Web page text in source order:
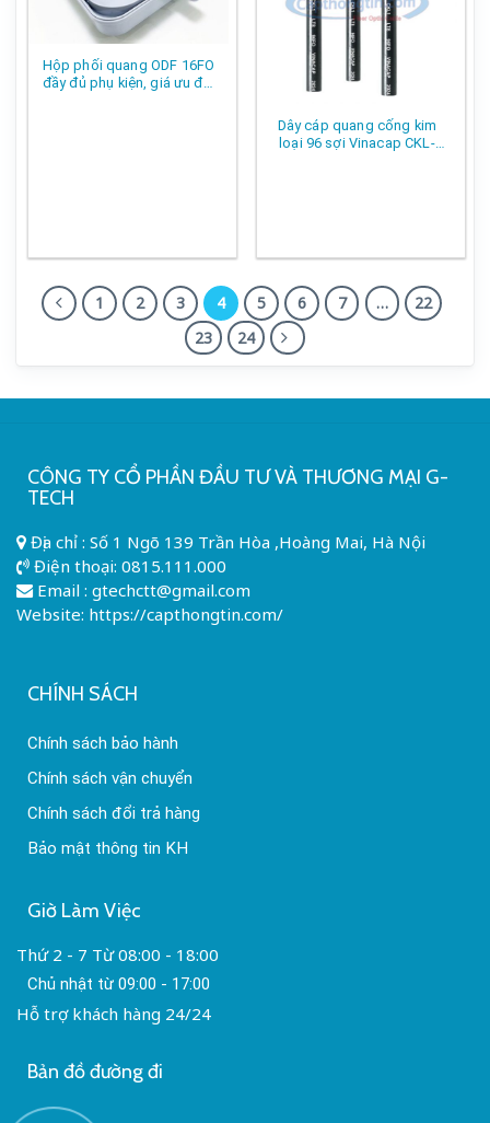
Hộp phối quang ODF 16FO
đầy đủ phụ kiện, giá ưu đãi
Dây cáp quang cống kim
loại 96 sợi Vinacap CKL-
1 2 3 4 5 6 7 …
22
23
24
CÔNG TY CỔ PHẦN ĐẦU TƯ VÀ THƯƠNG MẠI G-
TECH
Địa chỉ : Số 1 Ngõ 139 Trần Hòa ,Hoàng Mai, Hà Nội
Điện thoại: 0815.111.000
Email : gtechctt@gmail.com
Website: https://capthongtin.com/
CHÍNH SÁCH
Chính sách bảo hành
Chính sách vận chuyển
Chính sách đổi trả hàng
Bảo mật thông tin KH
Giờ Làm Việc
Thứ 2 - 7 Từ 08:00 - 18:00
Chủ nhật từ 09:00 - 17:00
Hỗ trợ khách hàng 24/24
Bản đồ đường đi